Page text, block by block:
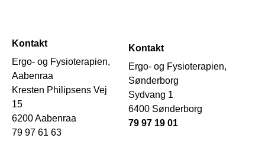
Kontakt
Ergo- og Fysioterapien,
Aabenraa
Kresten Philipsens Vej
15
6200 Aabenraa
79 97 61 63
Kontakt
Ergo- og Fysioterapien,
Sønderborg
Sydvang 1
6400 Sønderborg
79 97 19 01